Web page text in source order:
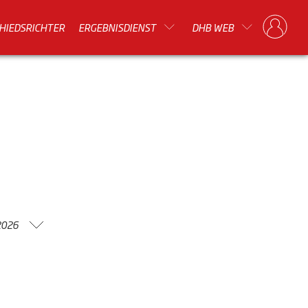
ERGEBNISDIENST DHB WEB